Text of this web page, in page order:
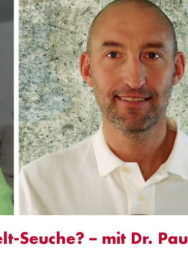
Seuche? – mit Dr. Paul